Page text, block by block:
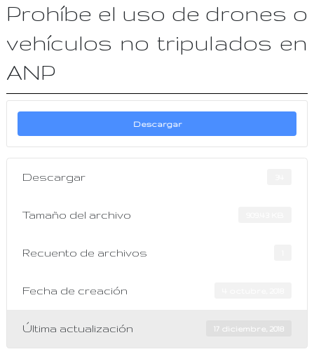
Prohíbe el uso de drones o
vehículos no tripulados en
ANP
Descargar
Descargar
Tamaño del archivo
Recuento de archivos
Fecha de creación
Última actualización 17 diciembre, 2018